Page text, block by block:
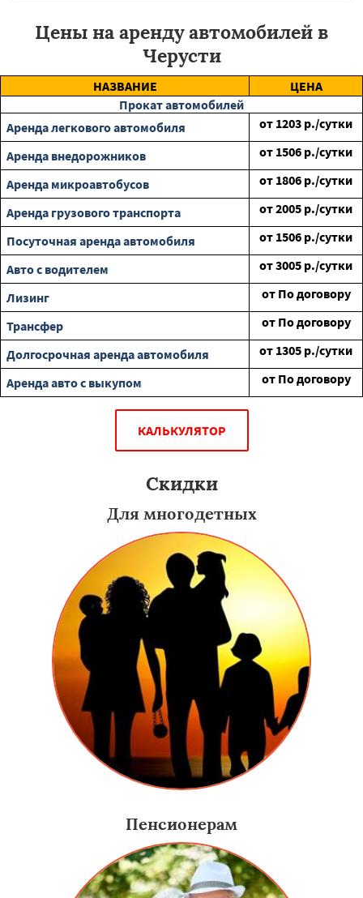
Цены на аренду автомобилей в
Черусти
НАЗВАНИЕ
ЦЕНА
Прокат автомобилей
Аренда легкового автомобиля
от 1203 р./сутки
Аренда внедорожников
от 1506 р./сутки
Аренда микроавтобусов
от 1806 р./сутки
Аренда грузового транспорта
от2005 р./сутки
Посуточная аренда автомобиля
от 1506 р./сутки
Авто с водителем
от3005 р./сутки
Лизинг
от По договору
Трансфер
от По договору
Долгосрочная аренда автомобиля
от 1305 р./сутки
Аренда авто с выкупом
от По договору
КАЛЬКУЛЯТОР
Скидки
Для многодетных
Пенсионерам